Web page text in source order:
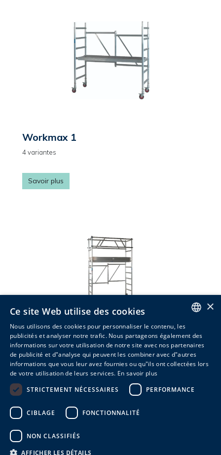
Workmax 1
4 variantes
Savoir plus
Workmax 2
Savoir plus
ENGLISH
DUTCH
FRENCH
×
Ce site Web utilise des cookies
Nous utilisons des cookies pour personnaliser le contenu, les
publicités et analyser notre trafic. Nous partageons également des
informations sur votre utilisation de notre site avec nos partenaires
de publicité et d"analyse qui peuvent les combiner avec d"autres
informations que vous leur avez fournies ou qu"ils ont collectées lors
de votre utilisation de leurs services. En savoir plus
STRICTEMENT NÉCESSAIRES
PERFORMANCE
CIBLAGE FONCTIONNALITÉ
NON CLASSIFIÉS
AFFICHER LES DÉTAILS